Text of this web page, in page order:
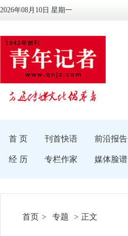
2026年08月10日 星期一
首 页 刊首快语 前沿报告
经 历 专栏作家 媒体脸谱
首页 > 专题 > 正文